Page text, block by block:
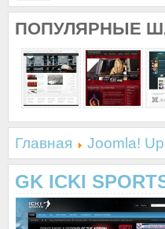
ПОПУЛЯРНЫЕ
Главная Joomla!
GK ICKI